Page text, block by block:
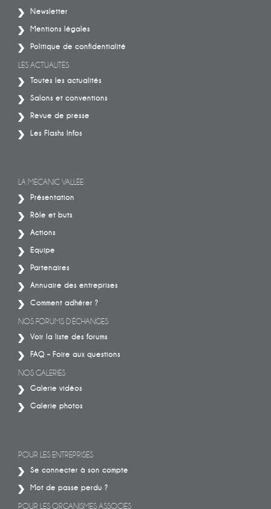
Newsletter
Mentions légales
Politique de confidentialité
LES ACTUALITÉS
Toutes les actualités
Salons et conventions
Revue de presse
Les Flashs Infos
LA MECANIC VALLÉE
Présentation
Rôle et buts
Actions
Equipe
Partenaires
Annuaire des entreprises
Comment adhérer ?
NOS FORUMS D’ÉCHANGES
Voir la liste des forums
FAQ – Foire aux questions
NOS GALERIES
Galerie vidéos
Galerie photos
POUR LES ENTREPRISES
Se connecter à son compte
Mot de passe perdu ?
POUR LES ORGANISMES ASSOCIES